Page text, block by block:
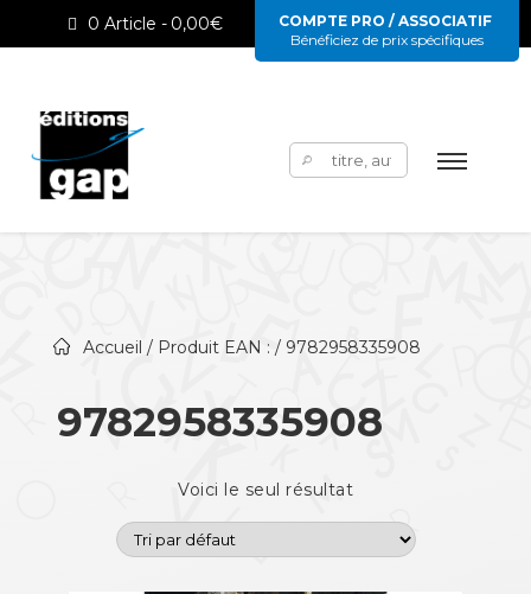
0 Article 0,00€
COMPTE PRO / ASSOCIATIF
Bénéficiez de prix spécifiques
Rechercher :
Accueil / Produit EAN : / 9782958335908
9782958335908
Voici le seul résultat